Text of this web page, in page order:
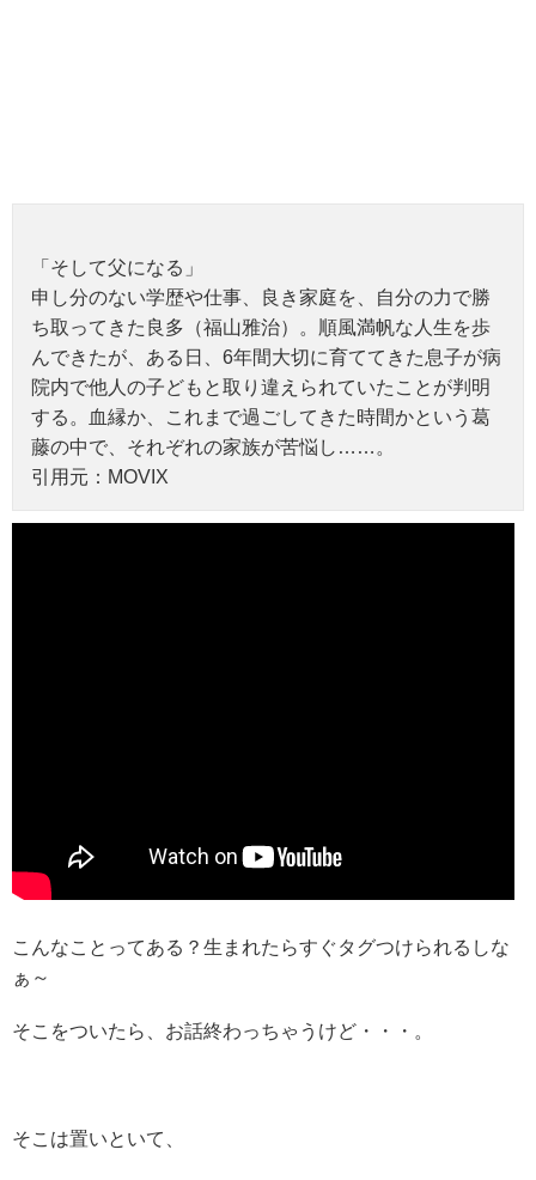
「そして父になる」
申し分のない学歴や仕事、良き家庭を、自分の力で勝
ち取ってきた良多（福山雅治）。順風満帆な人生を歩
んできたが、ある日、6年間大切に育ててきた息子が病
院内で他人の子どもと取り違えられていたことが判明
する。血縁か、これまで過ごしてきた時間かという葛
藤の中で、それぞれの家族が苦悩し……。
引用元：MOVIX
こんなことってある？生まれたらすぐタグつけられるしな
ぁ～
そこをついたら、お話終わっちゃうけど・・・。
そこは置いといて、